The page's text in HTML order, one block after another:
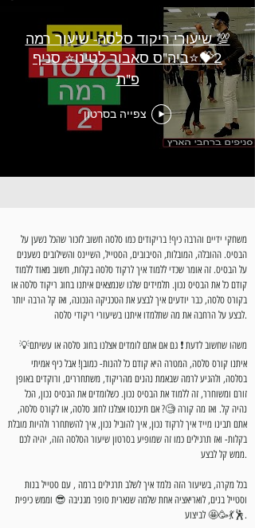
💯 שיעורי ריקוד סלסה- שיעור רמה
2💝⭐️ביה"ס סאבור לטינו⭐️ סניף
פ"ת
צפייה בסרטון
משחקי ידיים והרבה כיף! בריקודים כמו סלסה חשוב לזכור שהכל נשען על
הבסיס. ההובלה, המובלות, הסיבובים, הסטייל, השיינס והשילובים נשענים
על הבסיס. זה אומר שכדי ללמוד איך לרקוד סלסה בקלות, חשוב מאוד ללמוד
קודם כל את הבסיס נכון. תלמידים שלנו שנמצאים איתנו בחוג ריקוד סלסה או
בקורס סלסה, כבר יודעים איך לבצע את הטכניקה הנכונה, ואז קל הרבה יותר
לבצע על הרחבה את מה שתלמדו איתנו בשיעורי ריקודי סלסה.
💡משהו שחשוב לדעת ❗ גם אם אתם לומדים אצלנו בחוג סלסה או עשיתם
איתנו קורס סלסה, המטרה היא קודם כל להנות- כמובן! אבל כיף אמיתי
בסלסה, ולהגיע לרמה שבאמת נהנים מהריקוד, משתחררים, ורוקדים באופן
זורם ומשוחרר, זה ללמוד את הבסיס נכון. כשלומדים את הבסיס נכון, הכל
נהיה קל. ואז מה קורה 🧐? אם תיכנסו אצלנו לחוג סלסה, או לקורס סלסה,
אתם תבינו מייד איך לרקוד נכון, איך להוביל נכון, איך להשתחרר ולהיות מובלת
בקלות- ואז תרגילים כמו זה שמופיע בסרטון שיעור הסלסה הזה, יהיה לכם
ממש קל לבצע.
בכל מקרה, בשיעור הזה נלמד איך לשלב תרגילים ברמה , עם סטייל בנות
וסטייל בנים, לואריאציה אחת שלמה שנארית סופר מגניבה 😎 וממש כיפית
לביצוע 🤩🥳💃🕺.